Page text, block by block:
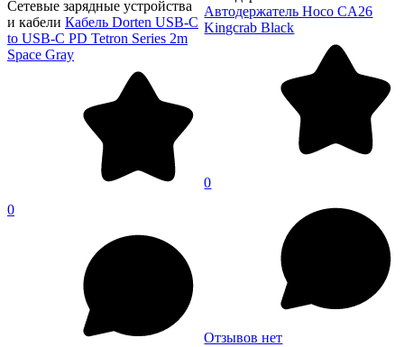
Сетевые зарядные устройства
и кабели Кабель Dorten USB-C
to USB-C PD Tetron Series 2m
Space Gray
0
Автодержатель Hoco CA26
Kingcrab Black
0
Отзывов нет